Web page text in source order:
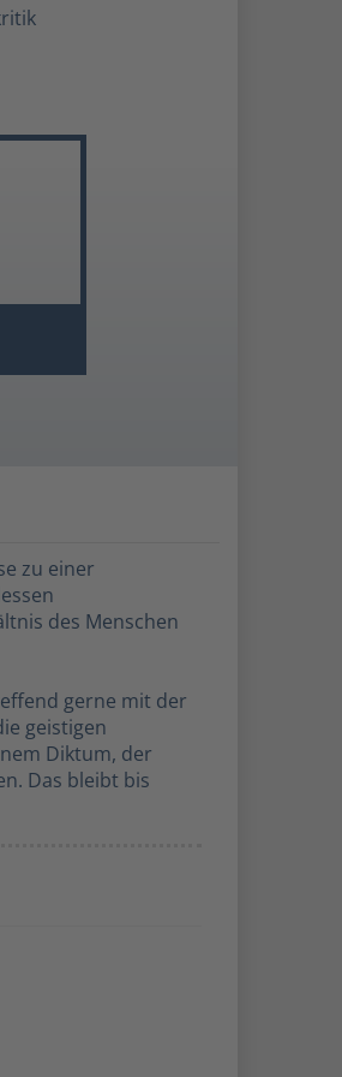
zu einer
des Menschen
gerne mit der
geistigen
Diktum, der
Das bleibt bis